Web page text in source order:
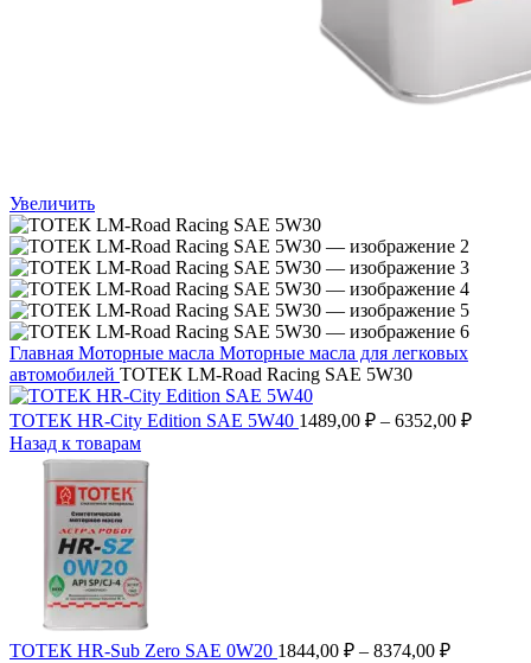
Увеличить
Главная Моторные масла Моторные масла для легковых
автомобилей ТОТЕК LM-Road Racing SAE 5W30
ТОТЕК HR-City Edition SAE 5W40 1489,00 ₽ – 6352,00 ₽
Назад к товарам
ТОТЕК HR-Sub Zero SAE 0W20 1844,00 ₽ – 8374,00 ₽